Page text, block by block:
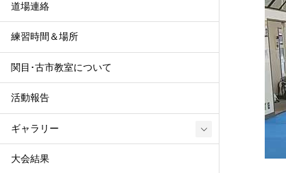
道場連絡
練習時間＆場所
関目･古市教室について
活動報告
ギャラリー
大会結果